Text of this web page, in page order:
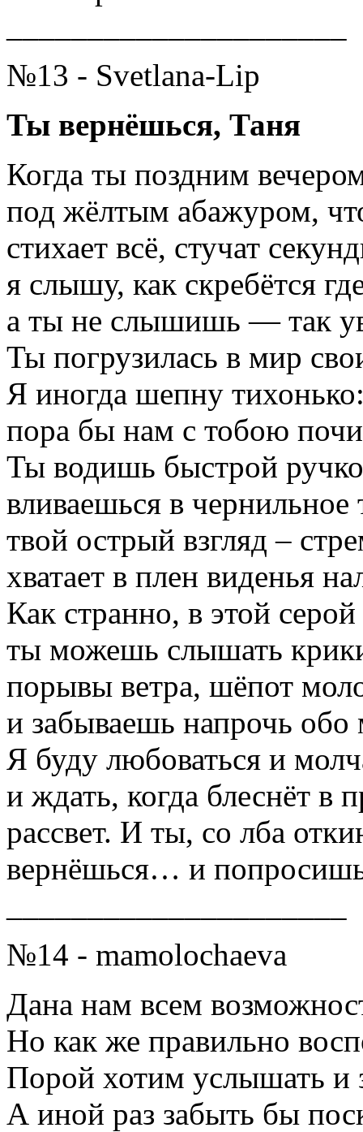
№13 - Svetlana-Lip
Ты вернёшься, Таня
Когда ты поздним
под жёлтым абажуром,
стихает всё, стучат
я слышу, как скребётся
а ты не слышишь — так
Ты погрузилась в мир
Я иногда шепну
пора бы нам с тобою
Ты водишь быстрой
вливаешься в чернильное
твой острый взгляд –
хватает в плен виденья
Как странно, в этой
ты можешь слышать
порывы ветра, шёпот
и забываешь напрочь обо
Я буду любоваться и
и ждать, когда блеснёт в
рассвет. И ты, со лба
вернёшься… и
№14 - mamolochaeva
Дана нам всем
Но как же правильно
Порой хотим услышать и
А иной раз забыть бы